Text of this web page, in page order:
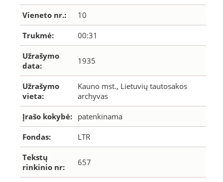
Vieneto nr.: 10
Trukmė: 00:31
Užrašymo
data:
1935
Užrašymo
vieta:
Kauno mst., Lietuvių tautosakos
archyvas
Įrašo kokybė: patenkinama
Fondas: LTR
Tekstų
rinkinio nr:
657